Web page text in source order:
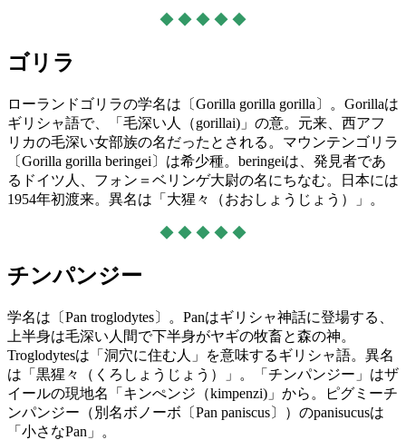
◆ ◆ ◆ ◆ ◆
ゴリラ
ローランドゴリラの学名は〔Gorilla gorilla gorilla〕。Gorillaは
ギリシャ語で、「毛深い人（gorillai)」の意。元来、西アフ
リカの毛深い女部族の名だったとされる。マウンテンゴリラ
〔Gorilla gorilla beringei〕は希少種。beringeiは、発見者であ
るドイツ人、フォン＝ベリンゲ大尉の名にちなむ。日本には
1954年初渡来。異名は「大猩々（おおしょうじょう）」。
◆ ◆ ◆ ◆ ◆
チンパンジー
学名は〔Pan troglodytes〕。Panはギリシャ神話に登場する、
上半身は毛深い人間で下半身がヤギの牧畜と森の神。
Troglodytesは「洞穴に住む人」を意味するギリシャ語。異名
は「黒猩々（くろしょうじょう）」。「チンパンジー」はザ
イールの現地名「キンぺンジ（kimpenzi)」から。ピグミーチ
ンパンジー（別名ボノーボ〔Pan paniscus〕）のpanisucusは
「小さなPan」。